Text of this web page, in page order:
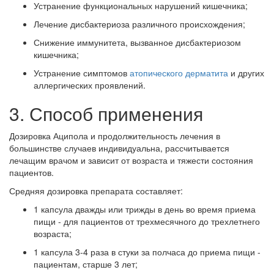
Устранение функциональных нарушений кишечника;
Лечение дисбактериоза различного происхождения;
Снижение иммунитета, вызванное дисбактериозом
кишечника;
Устранение симптомов атопического дерматита и других
аллергических проявлений.
3. Способ применения
Дозировка Аципола и продолжительность лечения в
большинстве случаев индивидуальна, рассчитывается
лечащим врачом и зависит от возраста и тяжести состояния
пациентов.
Средняя дозировка препарата составляет:
1 капсула дважды или трижды в день во время приема
пищи - для пациентов от трехмесячного до трехлетнего
возраста;
1 капсула 3-4 раза в стуки за полчаса до приема пищи -
пациентам, старше 3 лет;